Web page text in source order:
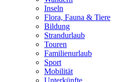
Inseln
Flora, Fauna & Tiere
Bildung
Strandurlaub
Touren
Familienurlaub
Sport
Mobilität
Unterkünfte